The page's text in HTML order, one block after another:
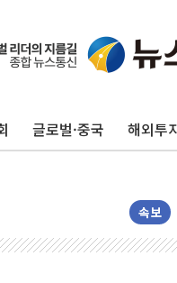
글로벌·중국 해외투
속보